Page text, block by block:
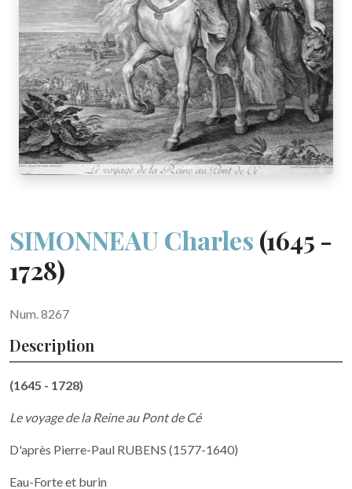
SIMONNEAU Charles (1645 -
1728)
Num. 8267
Description
(1645 - 1728)
Le voyage de la Reine au Pont de Cé
D'après Pierre-Paul RUBENS (1577-1640)
Eau-Forte et burin